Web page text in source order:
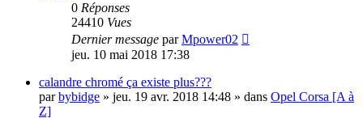
0 Réponses
24410 Vues
Dernier message parMpower02
jeu. 10 mai 2018 17:38
calandre chromé ça existe plus???
parbybidge » jeu. 19 avr. 2018 14:48 » dans Opel Corsa [A à
Z]